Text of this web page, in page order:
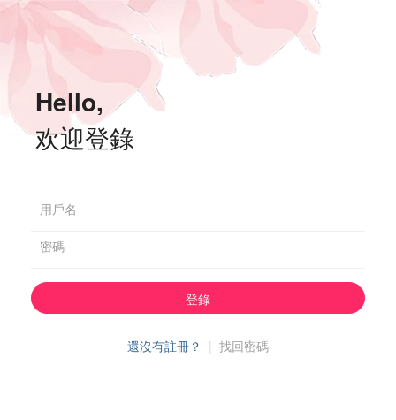
Hello,
欢迎登錄
用戶名
密碼
登錄
還沒有註冊？ | 找回密碼